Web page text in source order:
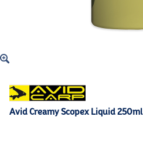
Avid Creamy Scopex Liquid 250ml